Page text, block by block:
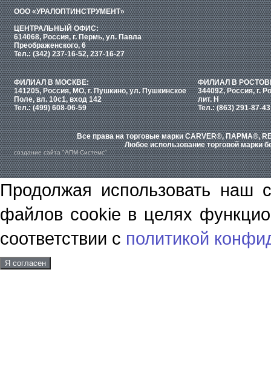
ООО «УРАЛОПТИНСТРУМЕНТ»
ЦЕНТРАЛЬНЫЙ ОФИС:
614068, Россия, г. Пермь, ул. Павла
Преображенского, 6
Тел.: (342) 237-16-52, 237-16-27
ФИЛИАЛ В МОСКВЕ:
141205, Россия, МО, г. Пушкино, ул. Пушкинское
Поле, вл. 10с1, вход 142
Тел.: (499) 608-06-59
ФИЛИАЛ В
344092, Россия, г.
лит. Н
Тел.: (863) 291-87-43
Все права на торговые марки CARVER®, ПАРМА®,
Любое использование торговой марки
создание сайта "АПМ-Системс"
Продолжая использовать наш
файлов cookie в целях
соответствии с политикой
Я согласен